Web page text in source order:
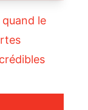
le